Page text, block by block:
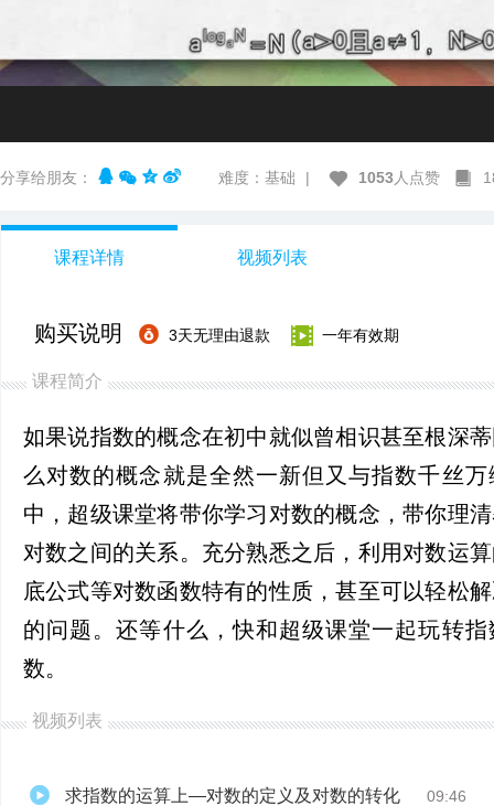
分享给朋友： 难度：基础 | 1053 人点赞
课程详情 视频列表
购买说明 3天无理由退款 一年有效期
课程简介
如果说指数的概念在初中就似曾相识甚至根深
么对数的概念就是全然一新但又与指数千丝万
中，超级课堂将带你学习对数的概念，带你理
对数之间的关系。充分熟悉之后，利用对数运
底公式等对数函数特有的性质，甚至可以轻松
的问题。还等什么，快和超级课堂一起玩转
数。
视频列表
求指数的运算上—对数的定义及对数的转化 09:46